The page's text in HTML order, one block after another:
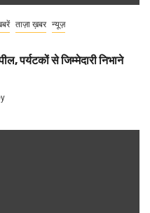
ताज़ा ख़बर न्यूज़
पर्यटकों से जिम्मेदारी निभाने